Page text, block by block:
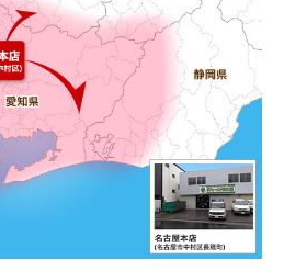
の構成から見てしっかりして
いたので再度利用。やはり
応してもらえました。
で届きましたか？】
注の2週間先にしていたので、
通りに工事前に到着。
ト】
事店の証明もきちんと対応し